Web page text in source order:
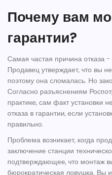
Почему вам
гарантии?
Самая частая причина отказа
Продавец утверждает, что вы
поэтому она сломалась. Но
Согласно разъяснениям
практике, сам факт установки
отказа в гарантии, если
правильно.
Проблема возникает, когда
заключение станции
подтверждающее, что монтаж
бюрократическая ловушка. Вы